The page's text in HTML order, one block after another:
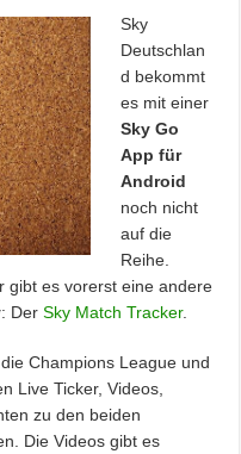
Sky
Deutschlan
d bekommt
es mit einer
Sky Go
App für
Android
noch nicht
auf die
Reihe.
gibt es vorerst eine andere
: DerSky Match Tracker.
Champions League und
Live Ticker, Videos,
zu den beiden
Die Videos gibt es